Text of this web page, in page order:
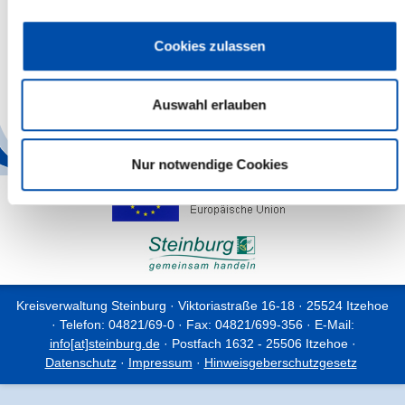
Cookies zulassen
Auswahl erlauben
Nur notwendige Cookies
Kann ich Holzasche in die Biotonne geben?
Dürfen Speiseabfälle aus Restaurants und Kantinen in
Kreisverwaltung Steinburg · Viktoriastraße 16-18 · 25524 Itzehoe
· Telefon: 04821/69-0 · Fax: 04821/699-356 · E-Mail:
info[at]steinburg.de· Postfach 1632 - 25506 Itzehoe ·
Datenschutz· Impressum · Hinweisgeberschutzgesetz